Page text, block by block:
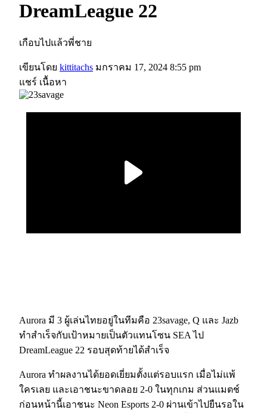
DreamLeague 22
เกือบไปแล้วพี่ชาย
เขียนโดย kittitachs มกราคม 17, 2024 8:55 pm
แชร์ เนื้อหา
Aurora มี 3 ผู้เล่นไทยอยู่ในทีมคือ 23savage, Q และ Jazb
ทำสำเร็จกับเป้าหมายเป็นตัวแทนโซน SEA ไป
DreamLeague 22 รอบสุดท้ายได้สำเร็จ
Aurora ทำผลงานได้ยอดเยี่ยมตั้งแต่รอบแรก เมื่อไม่แพ้
ใครเลย และเอาชนะขาดลอย 2-0 ในทุกเกม ส่วนแมตช์
ก่อนหน้านี้เอาชนะ Neon Esports 2-0 ผ่านเข้าไปยืนรอใน